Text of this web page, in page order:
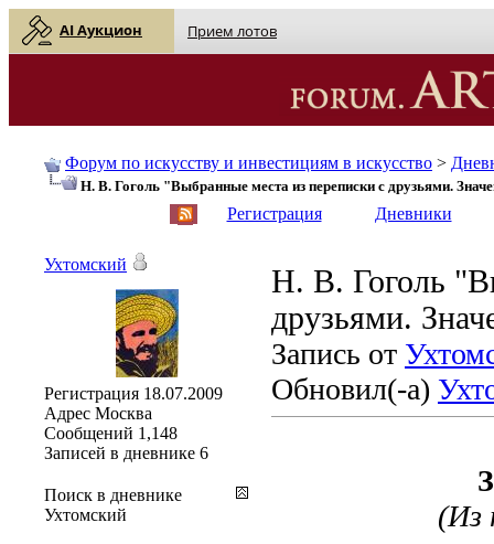
AI Аукцион Прием лотов
Форум по искусству и инвестициям в искусство >
Н. В. Гоголь "Выбранные места из переписки с друзьями.
Регистрация Дневники
Н. В. Гоголь
друзьями.
Запись от
Обновил(-а)
(Из
Ухтомский
Регистрация 18.07.2009
Адрес Москва
Сообщений 1,148
Записей в дневнике 6
Поиск в дневнике
Ухтомский